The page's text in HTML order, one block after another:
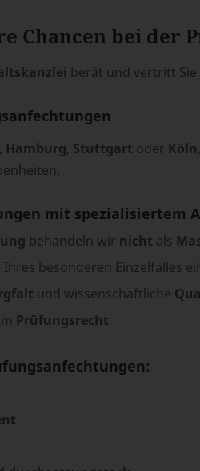
Chancen bei der
berät und vertritt Sie
, Hamburg, Stuttgart oder Köln
mit spezialisiertem
behandeln wir nicht als
besonderen Einzelfalles
und wissenschaftliche
im Prüfungsrecht